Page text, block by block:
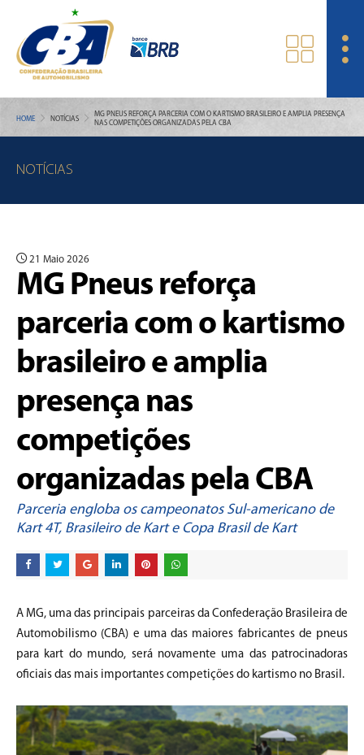
HOME NOTÍCIAS
MG PNEUS REFORÇA PARCERIA COM O KARTISMO BRASILEIRO E AMPLIA PRESENÇA
NAS COMPETIÇÕES ORGANIZADAS PELA CBA
NOTÍCIAS
21 Maio 2026
MG Pneus reforça
parceria com o kartismo
brasileiro e amplia
presença nas
competições
organizadas pela CBA
Parceria engloba os campeonatos Sul-americano de
Kart 4T, Brasileiro de Kart e Copa Brasil de Kart
A MG, uma das principais parceiras da Confederação Brasileira de
Automobilismo (CBA) e uma das maiores fabricantes de pneus
para kart do mundo, será novamente uma das patrocinadoras
oficiais das mais importantes competições do kartismo no Brasil.